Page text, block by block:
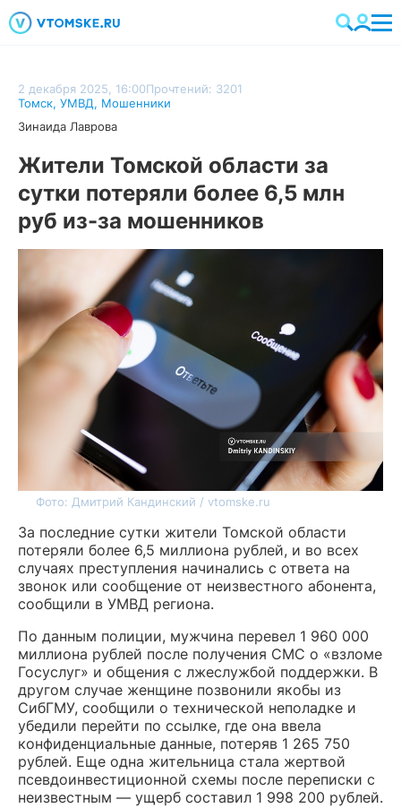
2 декабря 2025, 16:00Прочтений: 3201
Томск, УМВД, Мошенники
Зинаида Лаврова
Жители Томской области за
сутки потеряли более 6,5 млн
руб из-за мошенников
Фото: Дмитрий Кандинский / vtomske.ru
За последние сутки жители Томской области
потеряли более 6,5 миллиона рублей, и во всех
случаях преступления начинались с ответа на
звонок или сообщение от неизвестного абонента,
сообщили в УМВД региона.
По данным полиции, мужчина перевел 1 960 000
миллиона рублей после получения СМС о «взломе
Госуслуг» и общения с лжеслужбой поддержки. В
другом случае женщине позвонили якобы из
СибГМУ, сообщили о технической неполадке и
убедили перейти по ссылке, где она ввела
конфиденциальные данные, потеряв 1 265 750
рублей. Еще одна жительница стала жертвой
псевдоинвестиционной схемы после переписки с
неизвестным — ущерб составил 1 998 200 рублей.